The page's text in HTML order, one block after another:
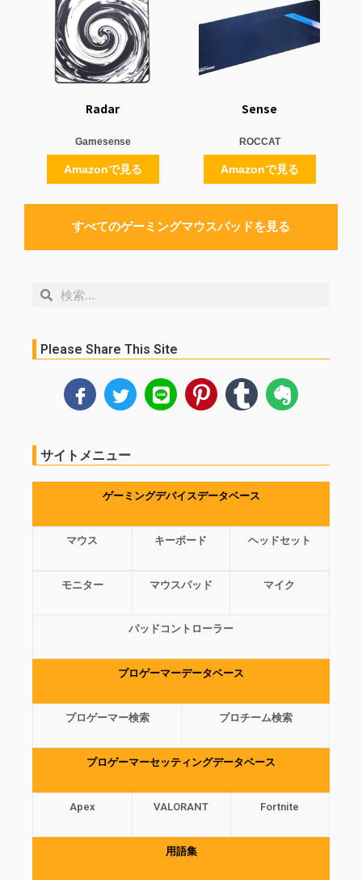
Radar
Gamesense
Amazonで見る
Sense
ROCCAT
Amazonで見る
すべてのゲーミングマウスパッドを見る
検
検
Please Share This Site
サイトメニュー
ゲーミングデバイスデータベース
マウス キーボード ヘッドセット
モニター マウスパッド マイク
パッドコントローラー
プロゲーマーデータベース
プロゲーマー検索 プロチーム検索
プロゲーマーセッティングデータベース
Apex VALORANT Fortnite
用語集